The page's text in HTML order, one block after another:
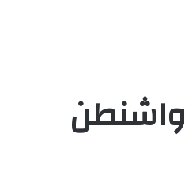
واشنطن